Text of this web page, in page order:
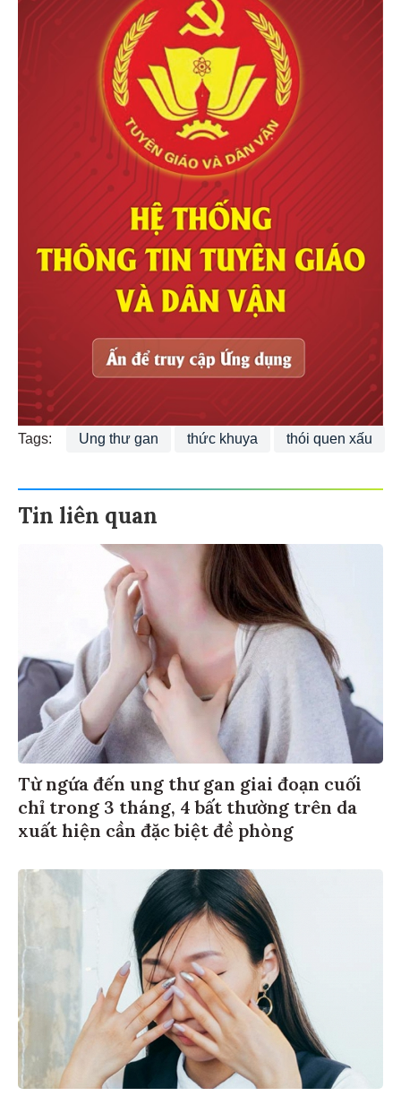
Tags: Ung thư gan thức khuya thói quen xấu
Tin liên quan
Từ ngứa đến ung thư gan giai đoạn cuối
chỉ trong 3 tháng, 4 bất thường trên da
xuất hiện cần đặc biệt đề phòng